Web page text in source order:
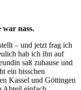
war nass.
– und jetzt frag ich
hab ich ihn auf
saß zuhause und
ein bisschen
Kassel und Göttingen